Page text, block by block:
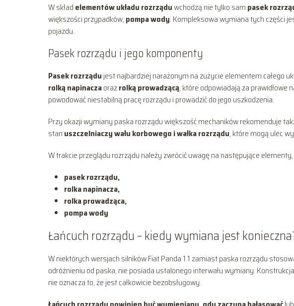
W skład elementów układu rozrząduwchodzą nie tylko sam pasek
większości przypadków, pompa wody. Kompleksowa wymiana tych części
pojazdu.
Pasek rozrządu i jego komponenty
Pasek rozrządu jest najbardziej narażonym na zużycie elementem całego
rolką napinaczaorazrolką prowadzącą, które odpowiadają za prawidłowe
powodować niestabilną pracę rozrządu i prowadzić do jego uszkodzenia.
Przy okazji wymiany paska rozrządu większość mechaników rekomenduje
stan uszczelniaczy wału korbowego i wałka rozrządu, które mogą ulec
W trakcie przeglądu rozrządu należy zwrócić uwagę na następujące
pasek rozrządu,
rolka napinacza,
rolka prowadząca,
pompa wody
Łańcuch rozrządu – kiedy wymiana jest
W niektórych wersjach silników Fiat Panda 1.1 zamiast paska rozrządu
odróżnieniu od paska, nie posiada ustalonego interwału wymiany.
nie oznacza to, że jest całkowicie bezobsługowy.